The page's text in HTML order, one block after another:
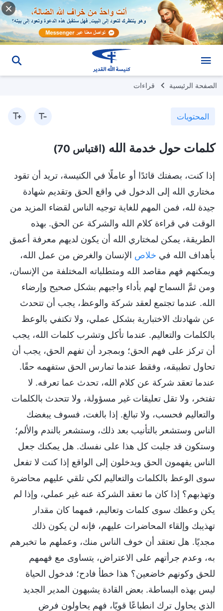
الصفحة الرئيسية قراءات
المحتويات
كلمات حول خدمة الله (اقتباس 70)
إذا كنت، بصفتك قائدًا أو عاملًا في الكنيسة، تريد أن تقود
مختاري الله إلى الدخول في واقع الحق وتقديم شهادة
جيدة لله، فمن المهم للغاية توجيه الناس لقضاء المزيد من
الوقت في قراءة كلام الله والشركة عن الحق. بهذه
الطريقة، يمكن لمختاري الله أن يكون لديهم معرفة أعمق
بأهداف الله في خلاص الإنسان والغرض من عمل الله،
ويمكنهم فهم مقاصد الله ومتطلباته المختلفة من الإنسان،
ومن ثمَّ السماح لهم بأداء واجبهم بشكل صحيح وإرضاء
الله. عندما تجتمع لعقد شركة والوعظ، يجب أن تتحدث
عن شهادتك الاختبارية بشكل عملي، ولا تكتفي بالوعظ
بالكلمات والتعاليم. عندما تأكل وتشرب كلمات الله، يجب
أن تركز على فهم الحق؛ وبمجرد أن تفهم الحق، يجب أن
تحاول تطبيقه، وفقط عندما تمارس الحق ستفهمه حقًا.
عندما تعقد شركة عن كلام الله، تحدث عما تعرفه. لا
تفتخر، ولا تقل تعليقات غير مسؤولة، ولا تتحدث بالكلمات
والتعاليم فحسب، ولا تبالغ. إذا بالغت، فسوف يبغضك
الناس وستشعر بالتأنيب بعد ذلك، وستشعر بالندم والألم؛
وستكون قد جلبت كل هذا على نفسك. هل يمكنك جعل
الناس يفهمون الحق ويدخلون إلى الواقع إذا كنت لا تفعل
سوى الوعظ بالكلمات والتعاليم لكي تلقي عليهم محاضرة
وتهذبهم؟ إذا كان ما تعقد الشركة عنه غير عملي، وإذا لم
يكن وعظك سوى كلمات وتعاليم، فمهما كان مقدار
تهذيبك وإلقاء المحاضرات عليهم، فإنه لن يكون ذلك
مجديًا. هل تعتقد أن خوف الناس منك، وعملهم ما تخبرهم
به، وعدم جرأتهم على الاعتراض، يتساوى مع فهمهم
للحق وكونهم خاضعين؟ هذا خطأ فادح؛ فدخول الحياة
ليس بهذه البساطة. بعض القادة يشبهون المدير الجديد
الذي يحاول ترك انطباعًا قويًا، فهم يحاولون فرض